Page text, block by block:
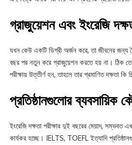
গ্রাজুয়েশন এবং ইংরেজি
যখন কেউ একটি ডিগ্রী অর্জন করে, তা জীবনের জন্য
বছর পর নতুন করে গ্রাজুয়েশন করতে হয় না। ঠিক
পরীক্ষায় উত্তীর্ণ হন, তাহলে তার প্রমাণিত দক্ষতা কি
প্রতিষ্ঠানগুলোর ব্যবসায়িক
ইংরেজি দক্ষতা পরীক্ষার দুই বছরের মেয়াদ, সম্ভবত
কার্যকর হচ্ছে। IELTS, TOEFL ইত্যাদি